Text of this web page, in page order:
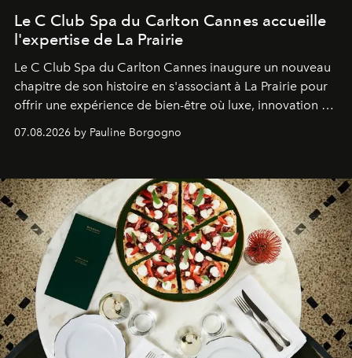
Le C Club Spa du Carlton Cannes accueille
l'expertise de La Prairie
Le C Club Spa du Carlton Cannes inaugure un nouveau
chapitre de son histoire en s'associant à La Prairie pour
offrir une expérience de bien-être où luxe, innovation et
07.08.2026 by Pauline Borgogno